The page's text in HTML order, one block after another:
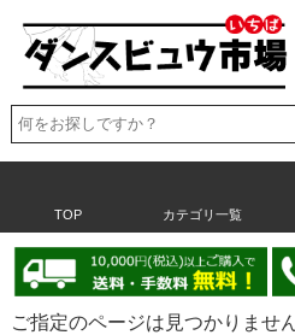
TOP カテゴリ一覧
ご指定のページは見つかりません